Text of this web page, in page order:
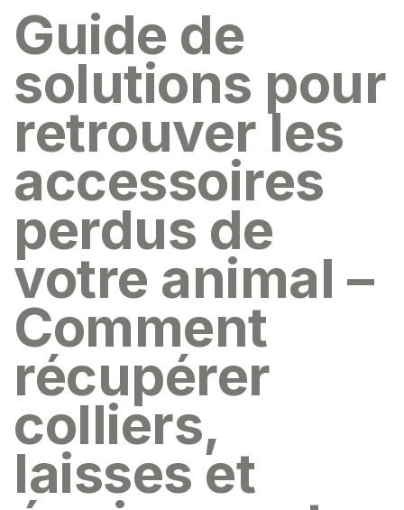
Guide de
solutions pour
retrouver les
accessoires
perdus de
votre animal –
Comment
récupérer
colliers,
laisses et